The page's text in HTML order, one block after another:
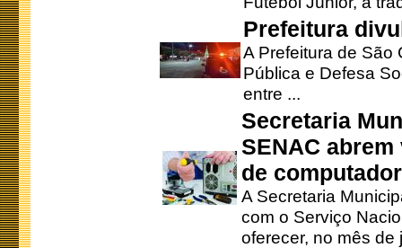
Prefeitura
A Prefeitura de São
Pública e Defesa
entre ...
Secretaria
SENAC
de
A Secretaria
com o Serviço
oferecer, no mês de